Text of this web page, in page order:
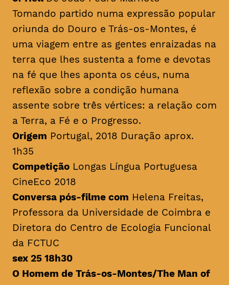
Tomando partido numa expressão popular
oriunda do Douro e Trás-os-Montes, é
uma viagem entre as gentes enraizadas na
terra que lhes sustenta a fome e devotas
na fé que lhes aponta os céus, numa
reflexão sobre a condição humana
assente sobre três vértices: a relação com
a Terra, a Fé e o Progresso.
Origem Portugal, 2018 Duração aprox.
1h35
CompetiçãoLongas Língua Portuguesa
CineEco 2018
Conversa pós-filme com Helena Freitas,
Professora da Universidade de Coimbra e
Diretora do Centro de Ecologia Funcional
da FCTUC
sex 25 18h30
O Homem de Trás-os-Montes/The Man of